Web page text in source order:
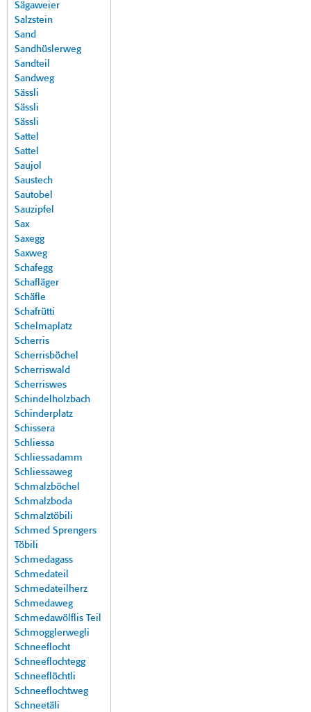
Sägaweier
Salzstein
Sand
Sandhüslerweg
Sandteil
Sandweg
Sässli
Sässli
Sässli
Sattel
Sattel
Saujol
Saustech
Sautobel
Sauzipfel
Sax
Saxegg
Saxweg
Schafegg
Schafläger
Schäfle
Schafrütti
Schelmaplatz
Scherris
Scherrisböchel
Scherriswald
Scherriswes
Schindelholzbach
Schinderplatz
Schissera
Schliessa
Schliessadamm
Schliessaweg
Schmalzböchel
Schmalzboda
Schmalztöbili
Schmed Sprengers
Töbili
Schmedagass
Schmedateil
Schmedateilherz
Schmedaweg
Schmedawölflis Teil
Schmogglerwegli
Schneeflocht
Schneeflochtegg
Schneeflöchtli
Schneeflochtweg
Schneetäli